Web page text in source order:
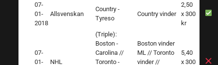
07-
01-
2018
Allsvenskan
Country -
Tyreso
Country vinder
2,50
x 300
kr
07-
01-
NHL
(Triple):
Boston -
Carolina //
Toronto -
Boston vinder
ML // Toronto
vinder //
5,40
x 300